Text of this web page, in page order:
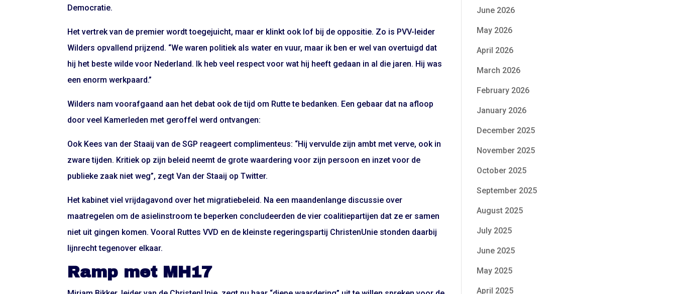
Democratie.
Het vertrek van de premier wordt toegejuicht, maar er klinkt ook lof bij de oppositie. Zo is PVV-leider
Wilders opvallend prijzend. “We waren politiek als water en vuur, maar ik ben er wel van overtuigd dat
hij het beste wilde voor Nederland. Ik heb veel respect voor wat hij heeft gedaan in al die jaren. Hij was
een enorm werkpaard.”
Wilders nam voorafgaand aan het debat ook de tijd om Rutte te bedanken. Een gebaar dat na afloop
door veel Kamerleden met geroffel werd ontvangen:
Ook Kees van der Staaij van de SGP reageert complimenteus: “Hij vervulde zijn ambt met verve, ook in
zware tijden. Kritiek op zijn beleid neemt de grote waardering voor zijn persoon en inzet voor de
publieke zaak niet weg”, zegt Van der Staaij op Twitter.
Het kabinet viel vrijdagavond over het migratiebeleid. Na een maandenlange discussie over
maatregelen om de asielinstroom te beperken concludeerden de vier coalitiepartijen dat ze er samen
niet uit gingen komen. Vooral Ruttes VVD en de kleinste regeringspartij ChristenUnie stonden daarbij
lijnrecht tegenover elkaar.
Ramp met MH17
June 2026
May 2026
April 2026
March 2026
February 2026
January 2026
December 2025
November 2025
October 2025
September 2025
August 2025
July 2025
June 2025
May 2025
April 2025